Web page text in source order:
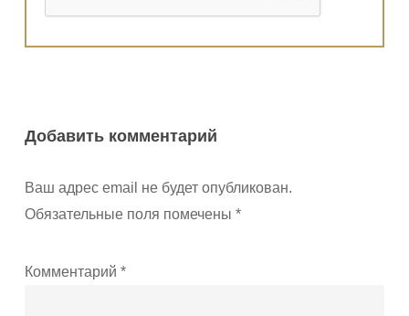
Добавить комментарий
Ваш адрес email не будет опубликован.
Обязательные поля помечены *
Комментарий *